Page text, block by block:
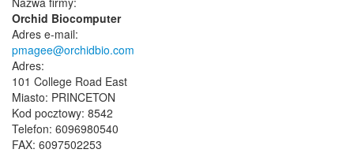
Orchid Biocomputer
Adres e-mail:
pmagee@orchidbio.com
Adres:
101 College Road East
Miasto: PRINCETON
Kod pocztowy: 8542
Telefon: 6096980540
FAX: 6097502253